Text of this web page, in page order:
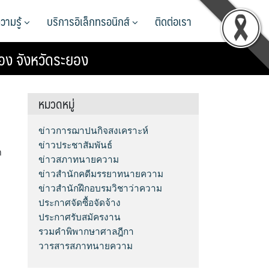
ามรู้ บริการอิเล็กทรอนิกส์ ติดต่อเรา
จังหวัดระยอง
หมวดหมู่
ข่าวการฌาปนกิจสงเคราะห์
ข่าวประชาสัมพันธ์
ข่าวสภาทนายความ
ข่าวสำนักคดีมรรยาทนายความ
ข่าวสำนักฝึกอบรมวิชาว่าความ
ประกาศจัดซื้อจัดจ้าง
ประกาศรับสมัครงาน
รวมคำพิพากษาศาลฎีกา
วารสารสภาทนายความ